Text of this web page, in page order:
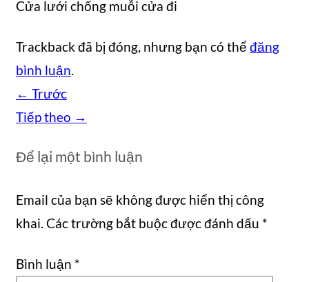
Cửa lưới chống muỗi cửa đi
Trackback đã bị đóng, nhưng bạn có thể đăng
bình luận.
← Trước
Tiếp theo →
Để lại một bình luận
Email của bạn sẽ không được hiển thị công
khai. Các trường bắt buộc được đánh dấu *
Bình luận *